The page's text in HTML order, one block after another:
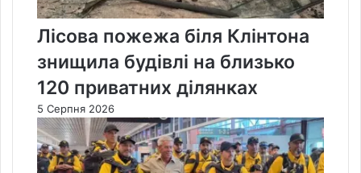
Лісова пожежа біля Клінтона
знищила будівлі на близько
120 приватних ділянках
5 Серпня 2026